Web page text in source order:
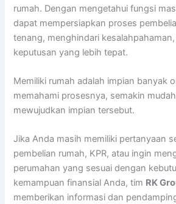
rumah. Dengan mengetahui fungsi
dapat mempersiapkan proses
tenang, menghindari
keputusan yang lebih tepat.
Memiliki rumah adalah impian banyak
memahami prosesnya, semakin
mewujudkan impian tersebut.
Jika Anda masih memiliki pertanyaan
pembelian rumah, KPR, atau ingin
perumahan yang sesuai dengan
kemampuan finansial Anda, tim RK
memberikan informasi dan